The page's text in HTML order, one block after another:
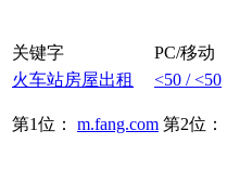
关键字 PC/移动
火车站房屋出租 <50 / <50
第1位： m.fang.com 第2位：